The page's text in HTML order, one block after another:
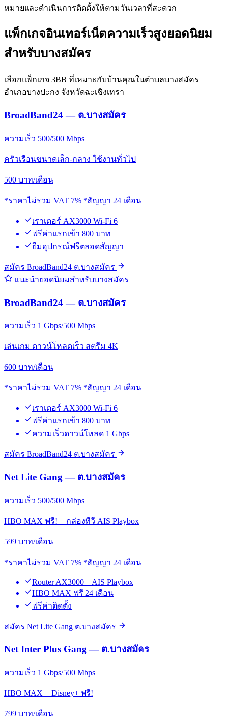
หมายและดำเนินการติดตั้งให้ตามวันเวลาที่สะดวก
แพ็กเกจอินเทอร์เน็ตความเร็วสูงยอดนิยม
สำหรับบางสมัคร
เลือกแพ็กเกจ 3BB ที่เหมาะกับบ้านคุณในตำบลบางสมัคร
อำเภอบางปะกง จังหวัดฉะเชิงเทรา
BroadBand24 — ต.บางสมัคร
ความเร็ว 500/500 Mbps
ครัวเรือนขนาดเล็ก-กลาง ใช้งานทั่วไป
500 บาท/เดือน
*ราคาไม่รวม VAT 7% *สัญญา 24 เดือน
เราเตอร์ AX3000 Wi-Fi 6
ฟรีค่าแรกเข้า 800 บาท
ยืมอุปกรณ์ฟรีตลอดสัญญา
สมัคร BroadBand24 ต.บางสมัคร
แนะนำยอดนิยมสำหรับบางสมัคร
BroadBand24 — ต.บางสมัคร
ความเร็ว 1 Gbps/500 Mbps
เล่นเกม ดาวน์โหลดเร็ว สตรีม 4K
600 บาท/เดือน
*ราคาไม่รวม VAT 7% *สัญญา 24 เดือน
เราเตอร์ AX3000 Wi-Fi 6
ฟรีค่าแรกเข้า 800 บาท
ความเร็วดาวน์โหลด 1 Gbps
สมัคร BroadBand24 ต.บางสมัคร
Net Lite Gang — ต.บางสมัคร
ความเร็ว 500/500 Mbps
HBO MAX ฟรี! + กล่องทีวี AIS Playbox
599 บาท/เดือน
*ราคาไม่รวม VAT 7% *สัญญา 24 เดือน
Router AX3000 + AIS Playbox
HBO MAX ฟรี 24 เดือน
ฟรีค่าติดตั้ง
สมัคร Net Lite Gang ต.บางสมัคร
Net Inter Plus Gang — ต.บางสมัคร
ความเร็ว 1 Gbps/500 Mbps
HBO MAX + Disney+ ฟรี!
799 บาท/เดือน